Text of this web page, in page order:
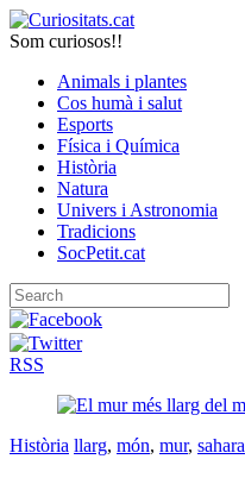
Som curiosos!!
Animals i plantes
Cos humà i salut
Esports
Física i Química
Història
Natura
Univers i Astronomia
Tradicions
SocPetit.cat
RSS
Història llarg, món, mur, sahara